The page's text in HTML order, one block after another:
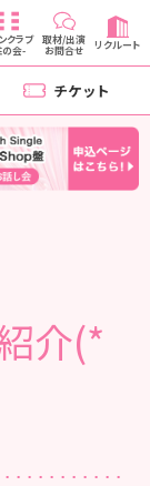
クラブ
の会-
取材/出演
お問合せ リクルート
チケット
介(*